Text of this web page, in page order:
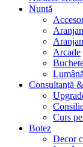
Nuntă
Arcade
Consultanță
Curs
Botez
Decor